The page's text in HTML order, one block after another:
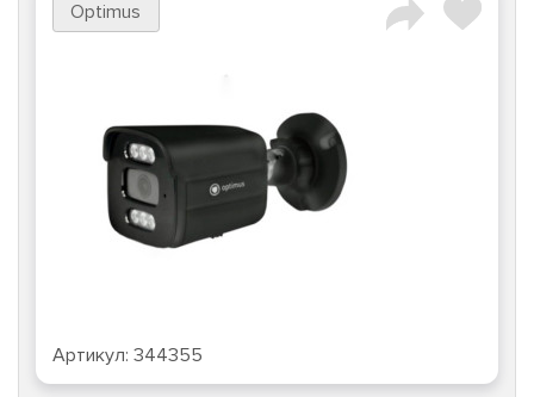
Optimus
Артикул: 344355